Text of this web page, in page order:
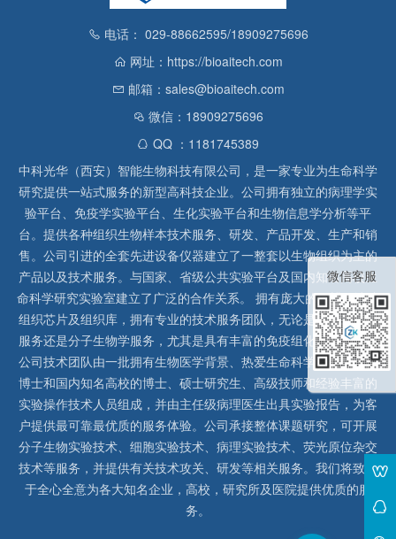
电话： 029-88662595/18909275696
网址：https://bioaitech.com
邮箱：sales@bioaitech.com
微信：18909275696
QQ ：1181745389
中科光华（西安）智能生物科技有限公司，是一家专业为生命科学
研究提供一站式服务的新型高科技企业。公司拥有独立的病理学实
验平台、免疫学实验平台、生化实验平台和生物信息学分析等平
台。提供各种组织生物样本技术服务、研发、产品开发、生产和销
售。公司引进的全套先进设备仪器建立了一整套以生物组织为主的
产品以及技术服务。与国家、省级公共实验平台及国内知名高校生
命科学研究实验室建立了广泛的合作关系。 拥有庞大的石蜡、冰冻
组织芯片及组织库，拥有专业的技术服务团队，无论是形态病理学
服务还是分子生物学服务，尤其是具有丰富的免疫组化实验经验，
公司技术团队由一批拥有生物医学背景、热爱生命科学研究的留美
博士和国内知名高校的博士、硕士研究生、高级技师和经验丰富的
实验操作技术人员组成，并由主任级病理医生出具实验报告，为客
户提供最可靠最优质的服务体验。公司承接整体课题研究，可开展
分子生物实验技术、细胞实验技术、病理实验技术、荧光原位杂交
技术等服务，并提供有关技术攻关、研发等相关服务。我们将致力
于全心全意为各大知名企业，高校，研究所及医院提供优质的服
务。
微信客服